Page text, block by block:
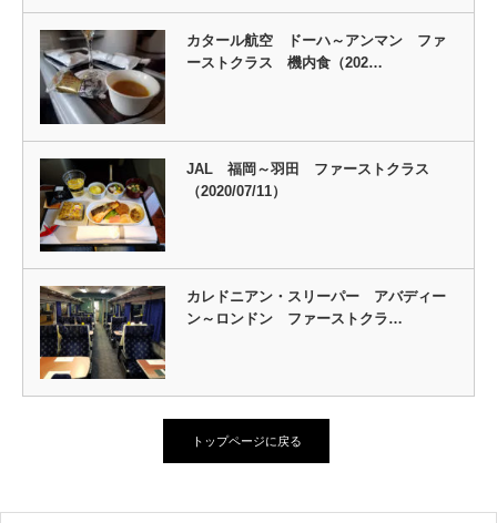
カタール航空 ドーハ～アンマン ファ
ーストクラス 機内食（202…
JAL 福岡～羽田 ファーストクラス
（2020/07/11）
カレドニアン・スリーパー アバディー
ン～ロンドン ファーストクラ…
トップページに戻る